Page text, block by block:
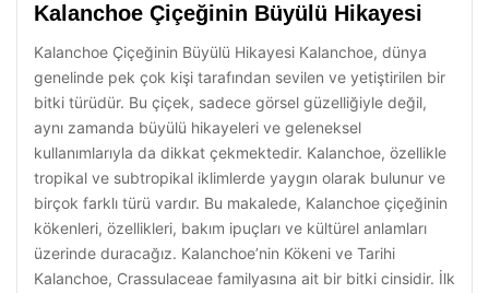
Kalanchoe Çiçeğinin Büyülü Hikayesi
Kalanchoe Çiçeğinin Büyülü Hikayesi Kalanchoe, dünya
genelinde pek çok kişi tarafından sevilen ve yetiştirilen bir
bitki türüdür. Bu çiçek, sadece görsel güzelliğiyle değil,
aynı zamanda büyülü hikayeleri ve geleneksel
kullanımlarıyla da dikkat çekmektedir. Kalanchoe, özellikle
tropikal ve subtropikal iklimlerde yaygın olarak bulunur ve
birçok farklı türü vardır. Bu makalede, Kalanchoe çiçeğinin
kökenleri, özellikleri, bakım ipuçları ve kültürel anlamları
üzerinde duracağız. Kalanchoe’nin Kökeni ve Tarihi
Kalanchoe, Crassulaceae familyasına ait bir bitki cinsidir. İlk